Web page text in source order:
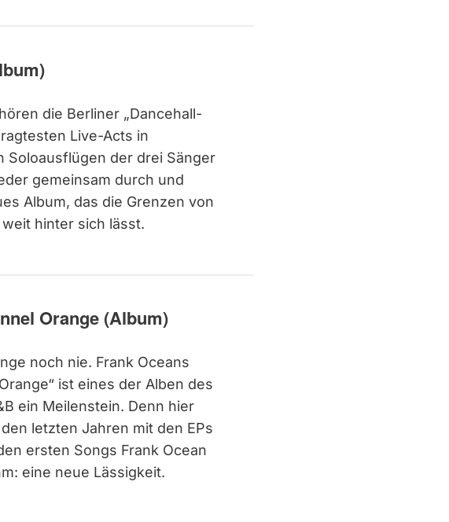
die Berliner „Dancehall-
Live-Acts in
Soloausflügen der drei Sänger
gemeinsam durch und
Album, das die Grenzen von
hinter sich lässt.
Orange (Album)
noch nie. Frank Oceans
ist eines der Alben des
ein Meilenstein. Denn hier
letzten Jahren mit den EPs
ersten Songs Frank Ocean
eine neue Lässigkeit.